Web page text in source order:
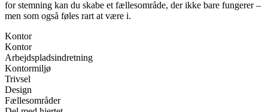
for stemning kan du skabe et fællesområde, der ikke bare fungerer –
men som også føles rart at være i.
Kontor
Kontor
Arbejdspladsindretning
Kontormiljø
Trivsel
Design
Fællesområder